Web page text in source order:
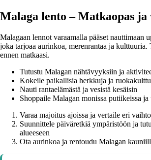
Malaga lento – Matkaopas
Malagaan lennot varaamalla pääset nauttimaan
joka tarjoaa aurinkoa, merenrantaa ja kulttuuria.
ennen matkaasi.
Tutustu Malagan nähtävyyksiin ja
Kokeile paikallisia herkkuja ja
Nauti rantaelämästä ja vesistä kesäisin
Shoppaile Malagan monissa putiikeissa ja
Varaa majoitus ajoissa ja vertaile eri
Suunnittele päiväretkiä ympäristöön ja
alueeseen
Ota aurinkoa ja rentoudu Malagan